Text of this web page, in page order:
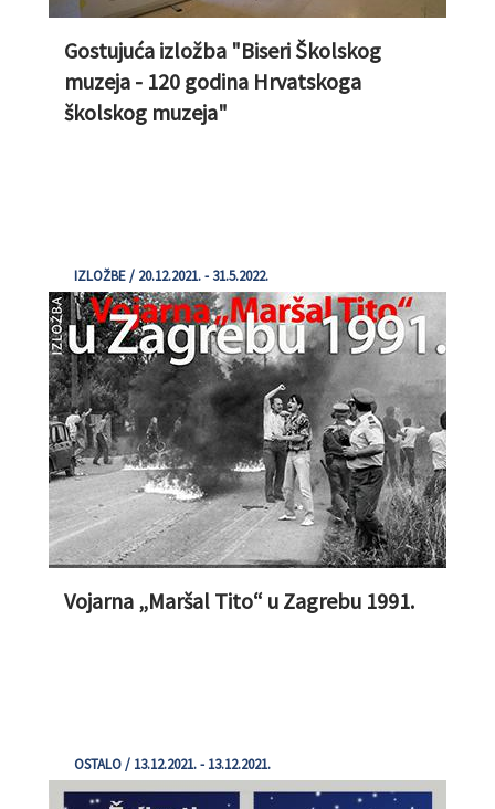
Gostujuća izložba "Biseri Školskog
muzeja - 120 godina Hrvatskoga
školskog muzeja"
IZLOŽBE / 20.12.2021. - 31.5.2022.
Vojarna „Maršal Tito“ u Zagrebu 1991.
OSTALO / 13.12.2021. - 13.12.2021.